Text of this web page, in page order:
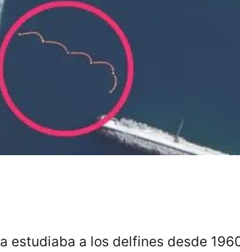
estudiaba a los delfines desde